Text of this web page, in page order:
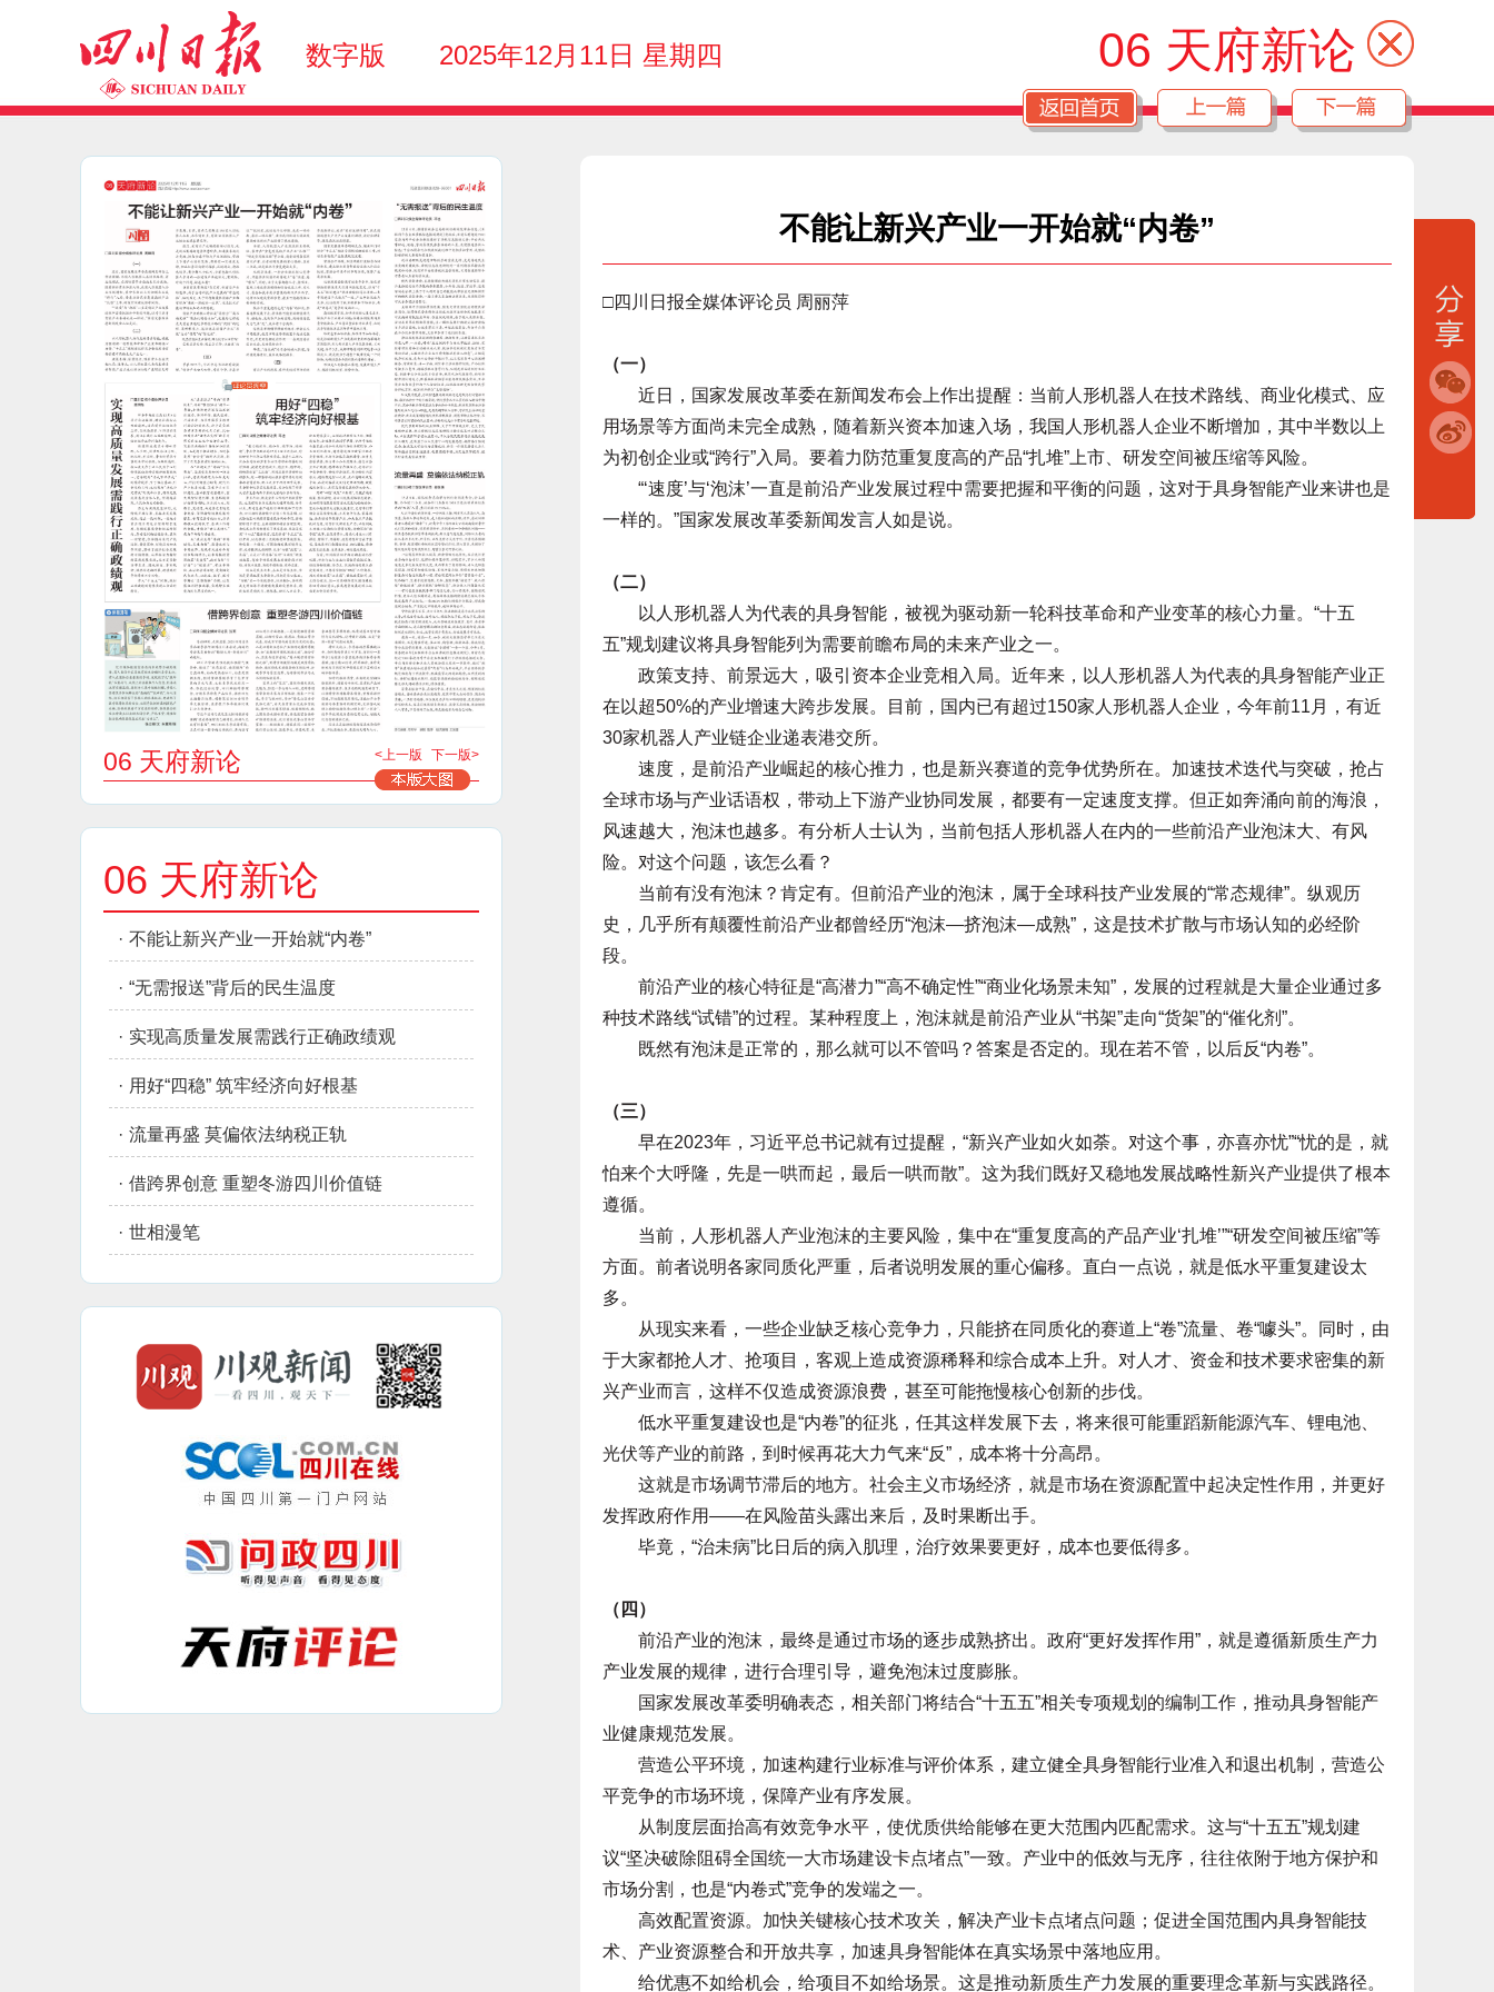
数字版 2025年12月11日 星期四 06 天府新论
06 天府新论 <上一版 下一版>
06 天府新论
· 不能让新兴产业一开始就“内卷”
· “无需报送”背后的民生温度
· 实现高质量发展需践行正确政绩观
· 用好“四稳” 筑牢经济向好根基
· 流量再盛 莫偏依法纳税正轨
· 借跨界创意 重塑冬游四川价值链
· 世相漫笔
不能让新兴产业一开始就“内卷”
□四川日报全媒体评论员 周丽萍
（一）
近日，国家发展改革委在新闻发布会上作出提醒：当前人形机器人在技术路线、商业化模式、应
用场景等方面尚未完全成熟，随着新兴资本加速入场，我国人形机器人企业不断增加，其中半数以上
为初创企业或“跨行”入局。要着力防范重复度高的产品“扎堆”上市、研发空间被压缩等风险。
“‘速度’与‘泡沫’一直是前沿产业发展过程中需要把握和平衡的问题，这对于具身智能产业来讲也是
一样的。”国家发展改革委新闻发言人如是说。
（二）
以人形机器人为代表的具身智能，被视为驱动新一轮科技革命和产业变革的核心力量。“十五
五”规划建议将具身智能列为需要前瞻布局的未来产业之一。
政策支持、前景远大，吸引资本企业竞相入局。近年来，以人形机器人为代表的具身智能产业正
在以超50%的产业增速大跨步发展。目前，国内已有超过150家人形机器人企业，今年前11月，有近
30家机器人产业链企业递表港交所。
速度，是前沿产业崛起的核心推力，也是新兴赛道的竞争优势所在。加速技术迭代与突破，抢占
全球市场与产业话语权，带动上下游产业协同发展，都要有一定速度支撑。但正如奔涌向前的海浪，
风速越大，泡沫也越多。有分析人士认为，当前包括人形机器人在内的一些前沿产业泡沫大、有风
险。对这个问题，该怎么看？
当前有没有泡沫？肯定有。但前沿产业的泡沫，属于全球科技产业发展的“常态规律”。纵观历
史，几乎所有颠覆性前沿产业都曾经历“泡沫—挤泡沫—成熟”，这是技术扩散与市场认知的必经阶
段。
前沿产业的核心特征是“高潜力”“高不确定性”“商业化场景未知”，发展的过程就是大量企业通过多
种技术路线“试错”的过程。某种程度上，泡沫就是前沿产业从“书架”走向“货架”的“催化剂”。
既然有泡沫是正常的，那么就可以不管吗？答案是否定的。现在若不管，以后反“内卷”。
（三）
早在2023年，习近平总书记就有过提醒，“新兴产业如火如荼。对这个事，亦喜亦忧”“忧的是，就
怕来个大呼隆，先是一哄而起，最后一哄而散”。这为我们既好又稳地发展战略性新兴产业提供了根本
遵循。
当前，人形机器人产业泡沫的主要风险，集中在“重复度高的产品产业‘扎堆’”“研发空间被压缩”等
方面。前者说明各家同质化严重，后者说明发展的重心偏移。直白一点说，就是低水平重复建设太
多。
从现实来看，一些企业缺乏核心竞争力，只能挤在同质化的赛道上“卷”流量、卷“噱头”。同时，由
于大家都抢人才、抢项目，客观上造成资源稀释和综合成本上升。对人才、资金和技术要求密集的新
兴产业而言，这样不仅造成资源浪费，甚至可能拖慢核心创新的步伐。
低水平重复建设也是“内卷”的征兆，任其这样发展下去，将来很可能重蹈新能源汽车、锂电池、
光伏等产业的前路，到时候再花大力气来“反”，成本将十分高昂。
这就是市场调节滞后的地方。社会主义市场经济，就是市场在资源配置中起决定性作用，并更好
发挥政府作用——在风险苗头露出来后，及时果断出手。
毕竟，“治未病”比日后的病入肌理，治疗效果要更好，成本也要低得多。
（四）
前沿产业的泡沫，最终是通过市场的逐步成熟挤出。政府“更好发挥作用”，就是遵循新质生产力
产业发展的规律，进行合理引导，避免泡沫过度膨胀。
国家发展改革委明确表态，相关部门将结合“十五五”相关专项规划的编制工作，推动具身智能产
业健康规范发展。
营造公平环境，加速构建行业标准与评价体系，建立健全具身智能行业准入和退出机制，营造公
平竞争的市场环境，保障产业有序发展。
从制度层面抬高有效竞争水平，使优质供给能够在更大范围内匹配需求。这与“十五五”规划建
议“坚决破除阻碍全国统一大市场建设卡点堵点”一致。产业中的低效与无序，往往依附于地方保护和
市场分割，也是“内卷式”竞争的发端之一。
高效配置资源。加快关键核心技术攻关，解决产业卡点堵点问题；促进全国范围内具身智能技
术、产业资源整合和开放共享，加速具身智能体在真实场景中落地应用。
给优惠不如给机会，给项目不如给场景。这是推动新质生产力发展的重要理念革新与实践路径。